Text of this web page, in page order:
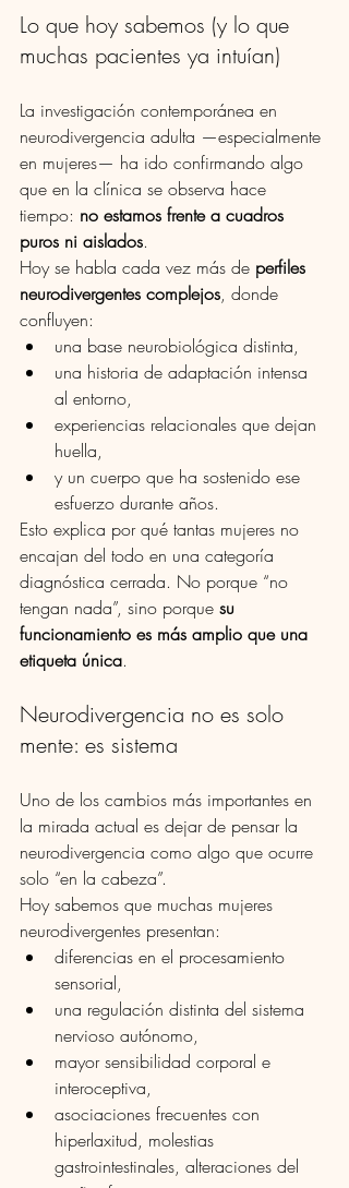
Lo que hoy sabemos (y lo que
muchas pacientes ya intuían)
La investigación contemporánea en
neurodivergencia adulta —especialmente
en mujeres— ha ido confirmando algo
que en la clínica se observa hace
tiempo: no estamos frente a cuadros
puros ni aislados.
Hoy se habla cada vez más de perfiles
neurodivergentes complejos, donde
confluyen:
una base neurobiológica distinta,
una historia de adaptación intensa
al entorno,
experiencias relacionales que dejan
huella,
y un cuerpo que ha sostenido ese
esfuerzo durante años.
Esto explica por qué tantas mujeres no
encajan del todo en una categoría
diagnóstica cerrada. No porque “no
tengan nada”, sino porque su
funcionamiento es más amplio que una
etiqueta única.
Neurodivergencia no es solo
mente: es sistema
Uno de los cambios más importantes en
la mirada actual es dejar de pensar la
neurodivergencia como algo que ocurre
solo “en la cabeza”.
Hoy sabemos que muchas mujeres
neurodivergentes presentan:
diferencias en el procesamiento
sensorial,
una regulación distinta del sistema
nervioso autónomo,
mayor sensibilidad corporal e
interoceptiva,
asociaciones frecuentes con
hiperlaxitud, molestias
gastrointestinales, alteraciones del